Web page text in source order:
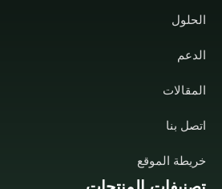
الحلول
الدعم
المقالات
اتصل بنا
خريطة الموقع